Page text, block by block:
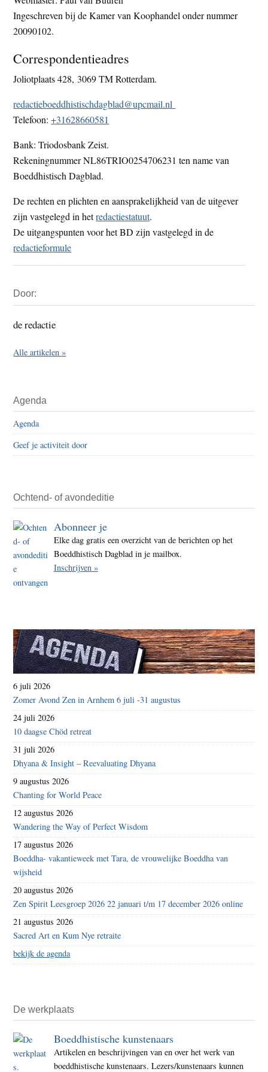
t
e
e
s
t
e
Ingeschreven bij de Kamer van Koophandel onder nummer
20090102.
Correspondentieadres
Joliotplaats 428, 3069 TM Rotterdam.
redactieboeddhistischdagblad@upcmail.nl
Telefoon:+31628660581
Bank: Triodosbank Zeist.
Rekeningnummer NL86TRIO0254706231 ten name van
Boeddhistisch Dagblad.
De rechten en plichten en aansprakelijkheid van de uitgever
zijn vastgelegd in hetredactiestatuut.
De uitgangspunten voor het BD zijn vastgelegd in de
redactieformule
Sidebar
Door:
de redactie
Alle artikelen »
Agenda
Agenda
Geef je activiteit door
Ochtend- of avondeditie
Abonneer je
Elke dag gratis een overzicht van de berichten op het
Boeddhistisch Dagblad in je mailbox.
Inschrijven »
6 juli 2026
Zomer Avond Zen in Arnhem 6 juli -31 augustus
24 juli 2026
10 daagse Chöd retreat
31 juli 2026
Dhyana & Insight – Reevaluating Dhyana
9 augustus 2026
Chanting for World Peace
12 augustus 2026
Wandering the Way of Perfect Wisdom
17 augustus 2026
Boeddha- vakantieweek met Tara, de vrouwelijke Boeddha van
wijsheid
20 augustus 2026
Zen Spirit Leesgroep 2026 22 januari t/m 17 december 2026 online
21 augustus 2026
Sacred Art en Kum Nye retraite
bekijk de agenda
De werkplaats
Boeddhistische kunstenaars
Artikelen en beschrijvingen van en over het werk van
boeddhistische kunstenaars. Lezers/kunstenaars kunnen